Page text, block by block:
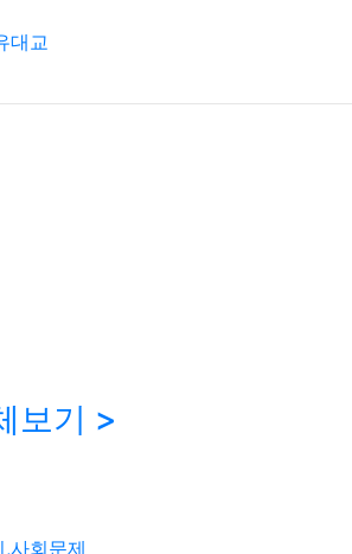
대교
보기 >
사회문제